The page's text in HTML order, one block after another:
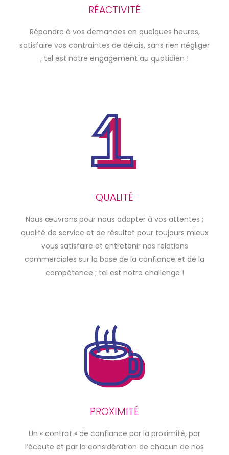
RÉACTIVITÉ
Répondre à vos demandes en quelques heures,
satisfaire vos contraintes de délais, sans rien négliger
; tel est notre engagement au quotidien !
QUALITÉ
Nous œuvrons pour nous adapter à vos attentes ;
qualité de service et de résultat pour toujours mieux
vous satisfaire et entretenir nos relations
commerciales sur la base de la confiance et de la
compétence ; tel est notre challenge !
PROXIMITÉ
Un « contrat » de confiance par la proximité, par
l’écoute et par la considération de chacun de nos